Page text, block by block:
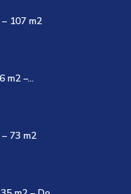
107 m2
m2 –...
73 m2